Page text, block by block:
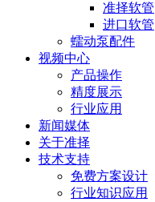
准择软管
进口软管
蠕动泵配件
视频中心
产品操作
精度展示
行业应用
新闻媒体
关于准择
技术支持
免费方案设计
行业知识应用